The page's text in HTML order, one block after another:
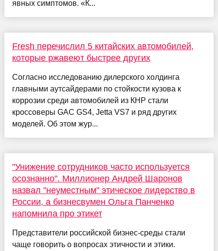
явных симптомов. «К...
Fresh перечислил 5 китайских автомобилей,
которые ржавеют быстрее других
Согласно исследованию дилерского холдинга
главными аутсайдерами по стойкости кузова к
коррозии среди автомобилей из КНР стали
кроссоверы GAC GS4, Jetta VS7 и ряд других
моделей. Об этом жур...
"Унижение сотрудников часто используется
осознанно". Миллионер Андрей Шаронов
назвал "неуместным" этическое лидерство в
России, а бизнесвумен Ольга Панченко
напомнила про этикет
Представители российской бизнес-среды стали
чаще говорить о вопросах этичности и этики.